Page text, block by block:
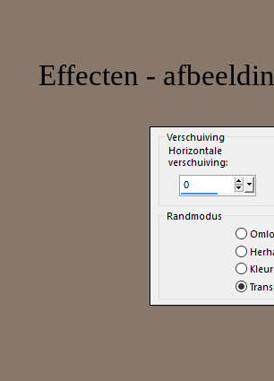
Effecten -